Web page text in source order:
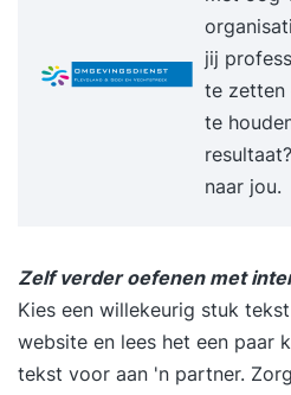
help je uit die stijve
stappen, zodat je
gerichte persoonlijke
ingesleten presentatiestijl:
mensen ineens écht naar
Experimenteren, proberen,
zelf uitproberen en veel
een eigen presentatie die
binnenkort zult geven. Bij
soms de vraag om iets
jij
te zetten
te
naar jou.
Zelf verder oefenen met
Kies een willekeurig stuk
website en lees het een paar
tekst voor aan 'n partner.